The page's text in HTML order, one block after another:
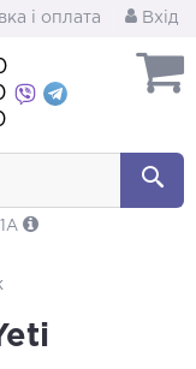
і оплата Вхід